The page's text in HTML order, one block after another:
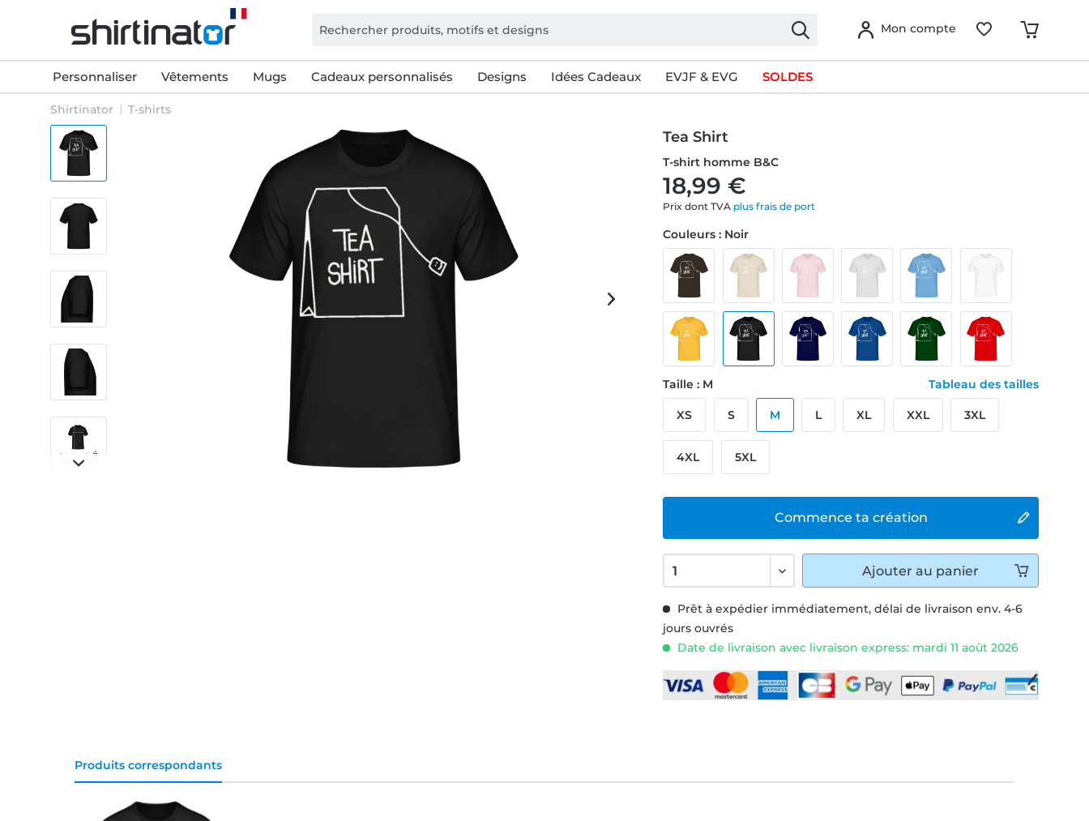
Mon compte
Personnaliser Vêtements Mugs Cadeaux personnalisés Designs Idées Cadeaux EVJF & EVG SOLDES
Shirtinator T-shirts
Tea Shirt
T-shirt homme B&C
18,99 €
Prix dont TVA plus frais de port
Prêt à expédier immédiatement, délai de livraison env. 4-6
jours ouvrés
Date de livraison avec livraison express: mardi 11 août 2026
Commence ta création
Couleurs : Noir
Taille : M Tableau des tailles
XS S M L XL XXL 3XL
4XL 5XL
Ajouter au panier
Produits correspondants